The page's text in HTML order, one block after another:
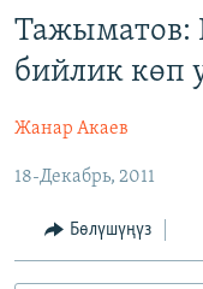
Издөөгө
салыңыз
ЭКОНОМИКА
МАДАНИЯТ
ДҮЙНӨ
БОРБОР АЗИЯ
АТАЙЫН ИЛИКТӨӨ
ТВ ПРОГРАММАЛАР
БҮГҮН АЗАТТЫКТА
ПОДКАСТ
ӨЗГӨЧӨ ПИКИР
Тажыматов:
бийлик көп
Жанар Акаев
18-Декабрь, 2011
Бөлүшүңүз